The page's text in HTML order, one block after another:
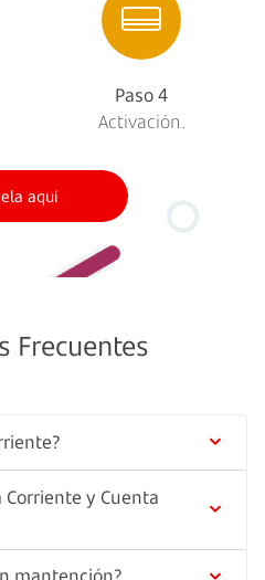
Paso 4
Activación.
aquí
Frecuentes
un contrato de confianza
a cumplir las
hasta las cantidades de
y Cuenta